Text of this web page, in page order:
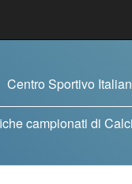
Centro Sportivo
campionati di